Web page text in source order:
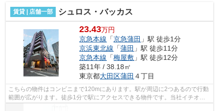
賃貸 | 店舗一部 シュロス・バッカス
23.43万円
京急本線 「京急蒲田 」駅 徒歩1分
京浜東北線 「蒲田 」駅 徒歩11分
京急本線 「梅屋敷 」駅 徒歩12分
築11年 / 38.18㎡
東京都大田区蒲田 ４丁目
こちらの物件はコンビニまで120mにあります。駅が周辺に2つあるので行動
範囲が広がります。徒歩1分で駅にアクセスできる物件です。当社イチオシ